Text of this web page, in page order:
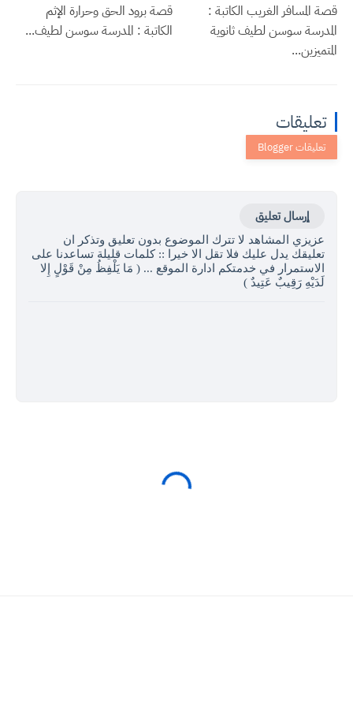
قصة المسافر الغريب الكاتبة :
المدرسة سوسن لطيف ثانوية
المتميزين...
قصة برود الحق وحرارة الإثم
الكاتبة : المدرسة سوسن لطيف...
تعليقات
إرسال تعليق
عزيزي المشاهد لا تترك الموضوع بدون تعليق وتذكر ان
تعليقك يدل عليك فلا تقل الا خيرا :: كلمات قليلة تساعدنا على
الاستمرار في خدمتكم ادارة الموقع ... ( مَا يَلْفِظُ مِنْ قَوْلٍ إِلا
لَدَيْهِ رَقِيبٌ عَتِيدٌ )